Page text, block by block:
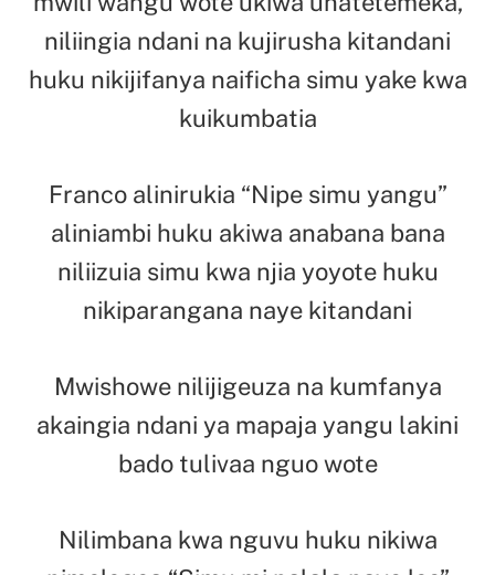
niliingia ndani na kujirusha kitandani
huku nikijifanya naificha simu yake kwa
kuikumbatia
Franco alinirukia “Nipe simu yangu”
aliniambi huku akiwa anabana bana
niliizuia simu kwa njia yoyote huku
nikiparangana naye kitandani
Mwishowe nilijigeuza na kumfanya
akaingia ndani ya mapaja yangu lakini
bado tulivaa nguo wote
Nilimbana kwa nguvu huku nikiwa